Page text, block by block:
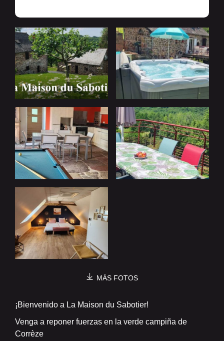
MÁS FOTOS
¡Bienvenido a La Maison du Sabotier!
Venga a reponer fuerzas en la verde campiña de
Corrèze